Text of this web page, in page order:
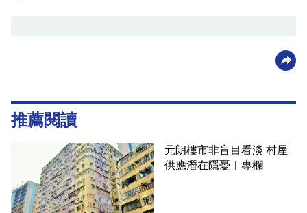
推薦閱讀
元朗樓市非盲目看淡 村屋
供應潛在隱憂︳專欄